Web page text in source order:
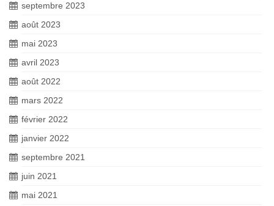
septembre 2023
août 2023
mai 2023
avril 2023
août 2022
mars 2022
février 2022
janvier 2022
septembre 2021
juin 2021
mai 2021